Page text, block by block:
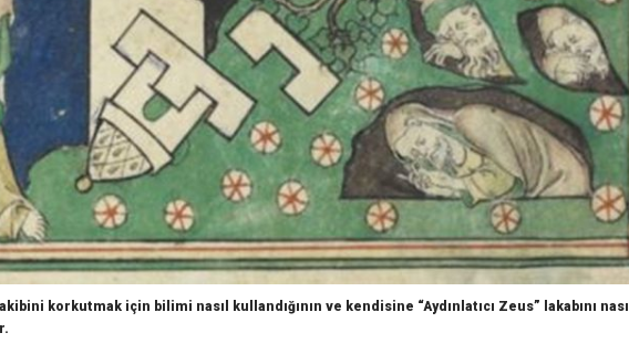
korkutmak için bilimi nasıl kullandığının ve kendisine “Aydınlatıcı Zeus” lakabını nasıl